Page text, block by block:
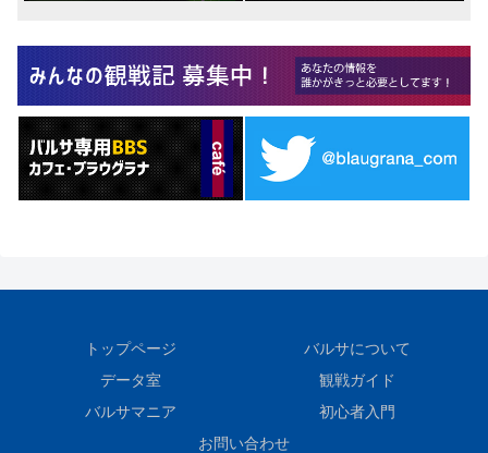
トップページ
バルサについて
データ室
観戦ガイド
バルサマニア
初心者入門
お問い合わせ